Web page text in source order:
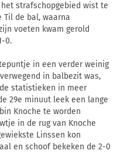
strafschopgebied wist te
Til de bal, waarna
voeten kwam gerold
0.
in een verder weinig
in balbezit was,
statistieken in meer
29e minuut leek een lange
Knoche te worden
in de rug van Knoche
Linssen kon
en schoof bekeken de 2-0